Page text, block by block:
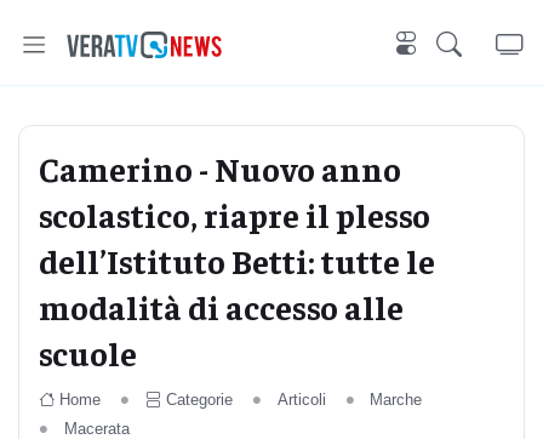
Camerino - Nuovo anno
scolastico, riapre il plesso
dell’Istituto Betti: tutte le
modalità di accesso alle
scuole
Home Categorie Articoli
Marche
Macerata